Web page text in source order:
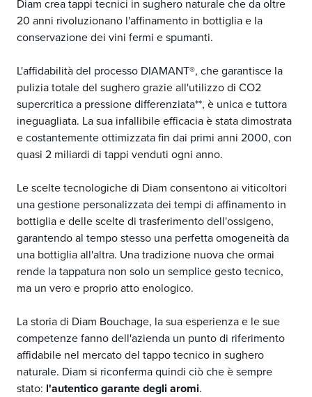
Diam crea tappi tecnici in sughero naturale che da oltre
20 anni rivoluzionano l'affinamento in bottiglia e la
conservazione dei vini fermi e spumanti.
L'affidabilità del processo DIAMANT®, che garantisce la
pulizia totale del sughero grazie all'utilizzo di CO2
supercritica a pressione differenziata**, è unica e tuttora
ineguagliata. La sua infallibile efficacia è stata dimostrata
e costantemente ottimizzata fin dai primi anni 2000, con
quasi 2 miliardi di tappi venduti ogni anno.
Le scelte tecnologiche di Diam consentono ai viticoltori
una gestione personalizzata dei tempi di affinamento in
bottiglia e delle scelte di trasferimento dell'ossigeno,
garantendo al tempo stesso una perfetta omogeneità da
una bottiglia all'altra. Una tradizione nuova che ormai
rende la tappatura non solo un semplice gesto tecnico,
ma un vero e proprio atto enologico.
La storia di Diam Bouchage, la sua esperienza e le sue
competenze fanno dell'azienda un punto di riferimento
affidabile nel mercato del tappo tecnico in sughero
naturale. Diam si riconferma quindi ciò che è sempre
stato: l'autentico garante degli aromi.